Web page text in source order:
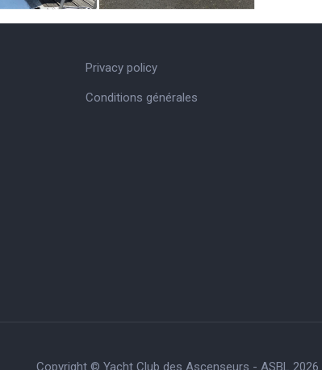
Privacy policy
Conditions générales
Copyright © Yacht Club des Ascenseurs - ASBL